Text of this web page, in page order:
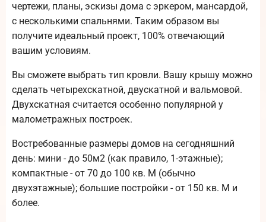
чертежи, планы, эскизы дома с эркером, мансардой,
с несколькими спальнями. Таким образом вы
получите идеальный проект, 100% отвечающий
вашим условиям.
Вы сможете выбрать тип кровли. Вашу крышу можно
сделать четырехскатной, двускатной и вальмовой.
Двухскатная считается особенно популярной у
малометражных построек.
Востребованные размеры домов на сегодняшний
день: мини - до 50м2 (как правило, 1-этажные);
компактные - от 70 до 100 кв. М (обычно
двухэтажные); большие постройки - от 150 кв. М и
более.